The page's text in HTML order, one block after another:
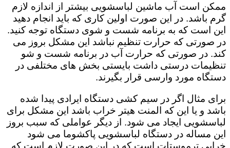
ممکن است آب ماشین لباسشویی بیشتر از اندازه لازم
گرم باشد. در این صورت اولین کاری که باید انجام دهید
این است که به برنامه شست و شوی دستگاه توجه کنید.
در صورتی که حرارت تنظیم نباشد این مشکل بروز می
کند. در صورتی که حرارت آب در برنامه شست و شو
تنظیمات درستی داشت بایستی بخش های مختلفی در
دستگاه مورد وارسی قرار بگیرند.
برای مثال اگر در سیم کشی دستگاه ایرادی پیدا شده
باشد و یا این که المنت هیتر خراب باشد این مشکل برای
لباسشویی ایجاد می شود. از دیگر عواملی که سبب بروز
این مساله در دستگاه لباسشویی پاکشوما می شود
خرابی ترموستات است که در این صورت لازم است که